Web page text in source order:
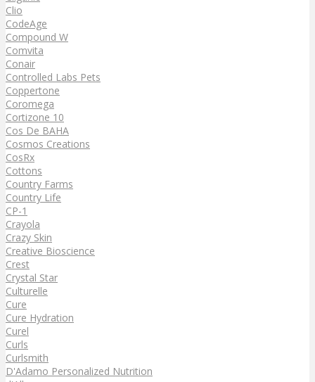
Clio
CodeAge
Compound W
Comvita
Conair
Controlled Labs Pets
Coppertone
Coromega
Cortizone 10
Cos De BAHA
Cosmos Creations
CosRx
Cottons
Country Farms
Country Life
CP-1
Crayola
Crazy Skin
Creative Bioscience
Crest
Crystal Star
Culturelle
Cure
Cure Hydration
Curel
Curls
Curlsmith
D'Adamo Personalized Nutrition